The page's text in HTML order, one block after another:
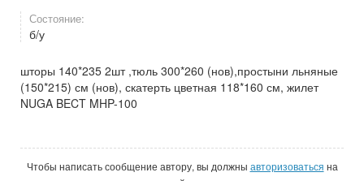
Состояние:
б/у
шторы 140*235 2шт ,тюль 300*260 (нов),простыни льняные
(150*215) см (нов), скатерть цветная 118*160 см, жилет
NUGA BECT MHP-100
Чтобы написать сообщение автору, вы должны авторизоваться на